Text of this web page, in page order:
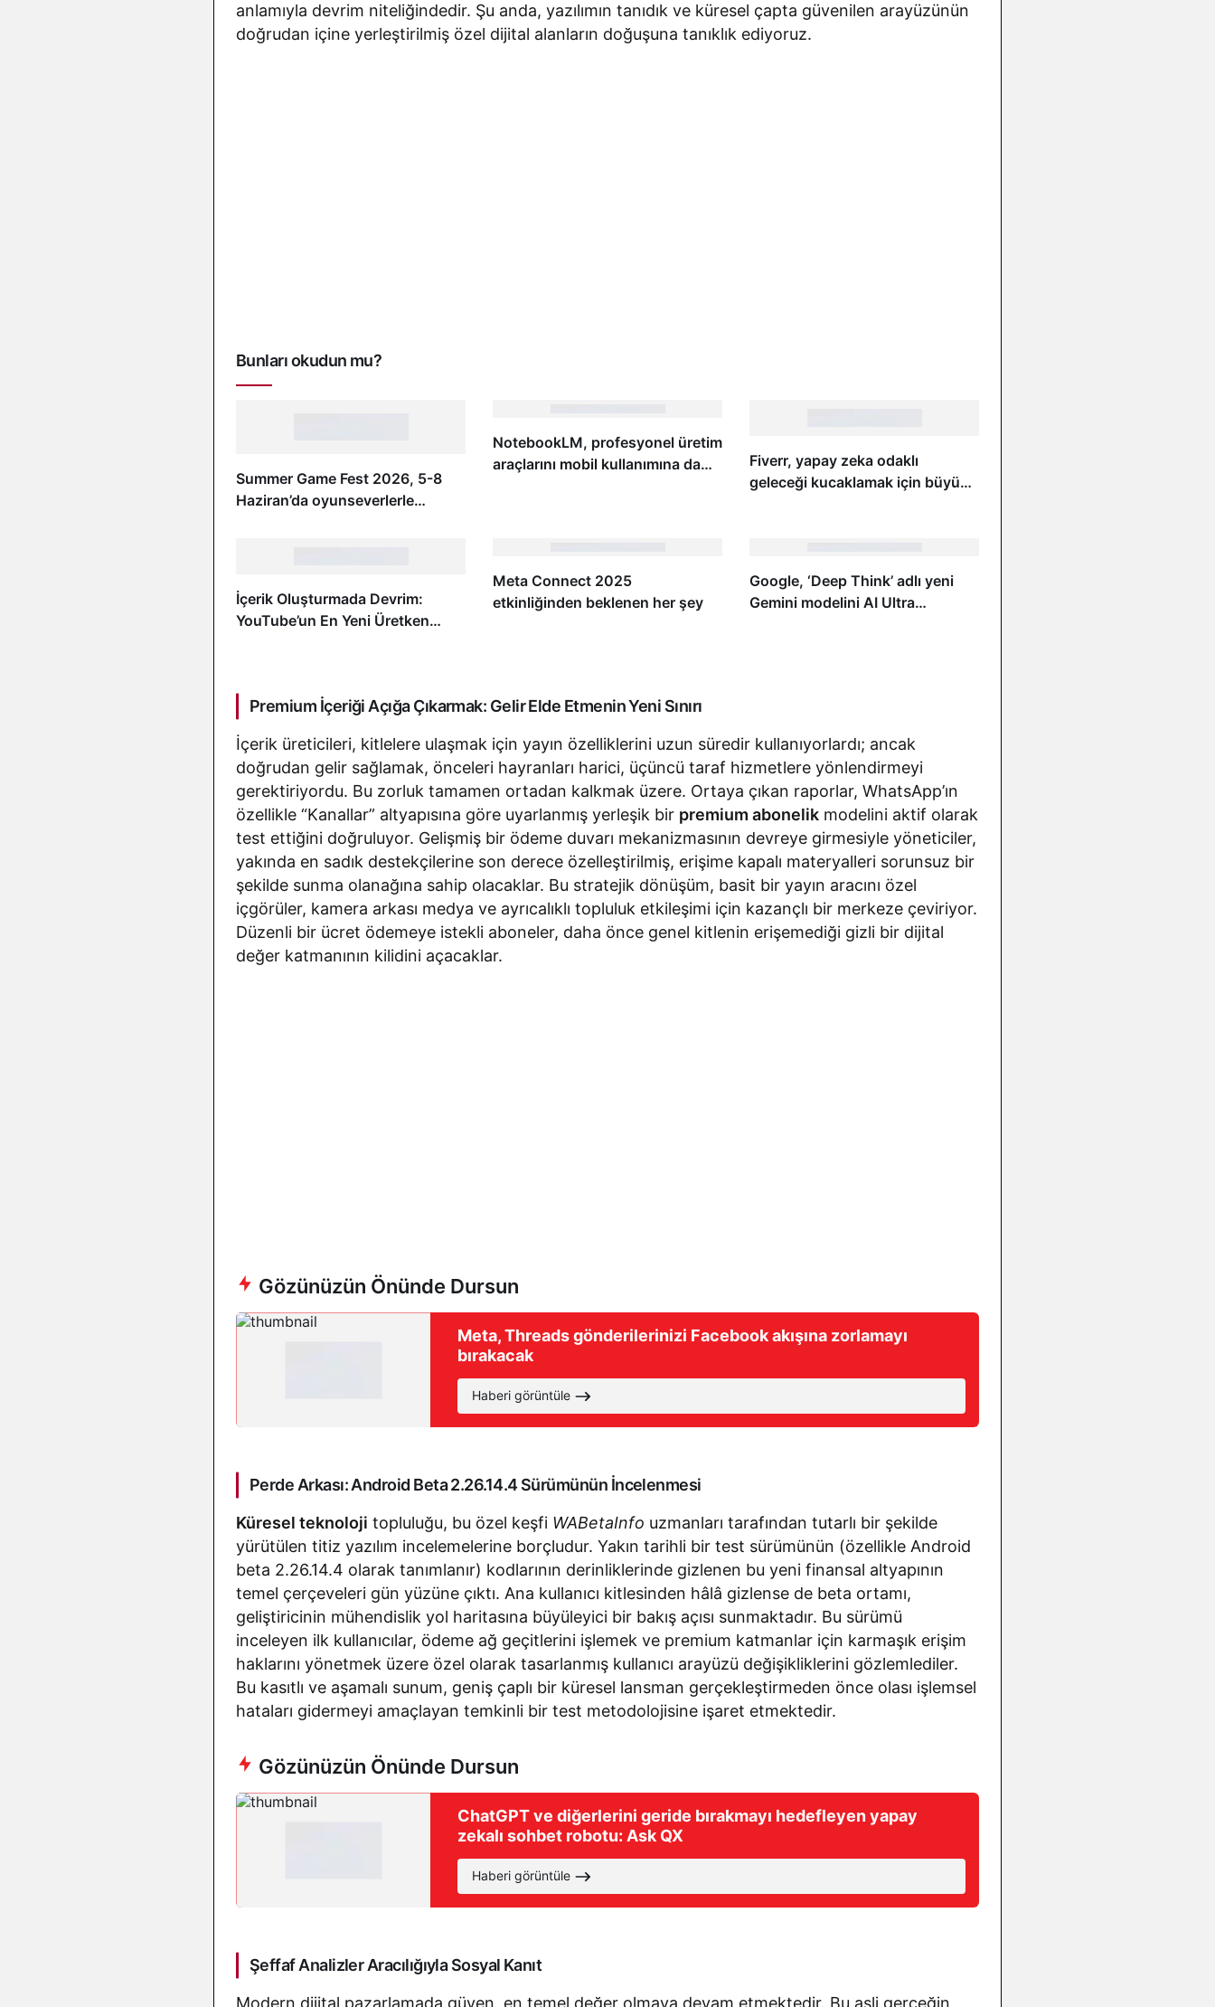
anlamıyla devrim niteliğindedir. Şu anda, yazılımın tanıdık ve küresel çapta güvenilen arayüzünün
doğrudan içine yerleştirilmiş özel dijital alanların doğuşuna tanıklık ediyoruz.
Bunları okudun mu?
Summer Game Fest 2026, 5-8
Haziran’da oyunseverlerle
NotebookLM, profesyonel üretim
araçlarını mobilkullanımına da
Fiverr, yapay zeka odaklı
geleceği kucaklamak için büyük
İçerik Oluşturmada Devrim:
YouTube’un En Yeni Üretken
Meta Connect 2025
etkinliğinden beklenen her şey
Google, ‘Deep Think’ adlı yeni
Gemini modelini AI Ultra
Premium İçeriği Açığa Çıkarmak: Gelir Elde Etmenin Yeni Sınırı
İçerik üreticileri, kitlelere ulaşmak için yayın özelliklerini uzun süredir kullanıyorlardı; ancak
doğrudan gelir sağlamak, önceleri hayranları harici, üçüncü taraf hizmetlere yönlendirmeyi
gerektiriyordu. Bu zorluk tamamen ortadan kalkmak üzere. Ortaya çıkan raporlar, WhatsApp’ın
özellikle “Kanallar” altyapısına göre uyarlanmış yerleşik bir premium abonelik modelini aktif olarak
test ettiğini doğruluyor. Gelişmiş bir ödeme duvarı mekanizmasının devreye girmesiyle yöneticiler,
yakında en sadık destekçilerine son derece özelleştirilmiş, erişime kapalı materyalleri sorunsuz bir
şekilde sunma olanağına sahip olacaklar. Bu stratejik dönüşüm, basit bir yayın aracını özel
içgörüler, kamera arkası medya ve ayrıcalıklı topluluk etkileşimi için kazançlı bir merkeze çeviriyor.
Düzenli bir ücret ödemeye istekli aboneler, daha önce genel kitlenin erişemediği gizli bir dijital
değer katmanının kilidini açacaklar.
Gözünüzün Önünde Dursun
Meta, Threads gönderilerinizi Facebook akışına zorlamayı
bırakacak
Haberi görüntüle
Perde Arkası: Android Beta 2.26.14.4 Sürümünün İncelenmesi
Küresel teknoloji topluluğu, bu özel keşfi WABetaInfo uzmanları tarafından tutarlı bir şekilde
yürütülen titiz yazılım incelemelerine borçludur. Yakın tarihli bir test sürümünün (özellikle Android
beta 2.26.14.4 olarak tanımlanır) kodlarının derinliklerinde gizlenen bu yeni finansal altyapının
temel çerçeveleri gün yüzüne çıktı. Ana kullanıcı kitlesinden hâlâ gizlense de beta ortamı,
geliştiricinin mühendislik yol haritasına büyüleyici bir bakış açısı sunmaktadır. Bu sürümü
inceleyen ilk kullanıcılar, ödeme ağ geçitlerini işlemek ve premium katmanlar için karmaşık erişim
haklarını yönetmek üzere özel olarak tasarlanmış kullanıcı arayüzü değişikliklerini gözlemlediler.
Bu kasıtlı ve aşamalı sunum, geniş çaplı bir küresel lansman gerçekleştirmeden önce olası işlemsel
hataları gidermeyi amaçlayan temkinli bir test metodolojisine işaret etmektedir.
Gözünüzün Önünde Dursun
ChatGPT ve diğerlerini geride bırakmayı hedefleyen yapay
zekalı sohbet robotu: Ask QX
Haberi görüntüle
Şeffaf Analizler Aracılığıyla Sosyal Kanıt
Modern dijital pazarlamada güven, en temel değer olmaya devam etmektedir. Bu asli gerçeğin